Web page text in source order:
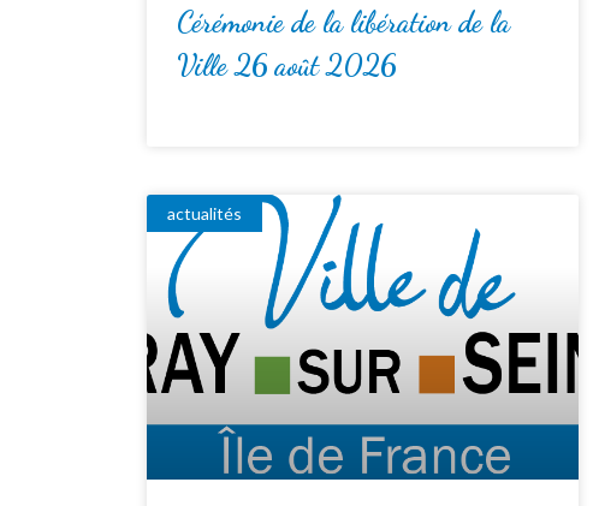
Cérémonie de la libération de la
Ville 26 août 2026
actualités